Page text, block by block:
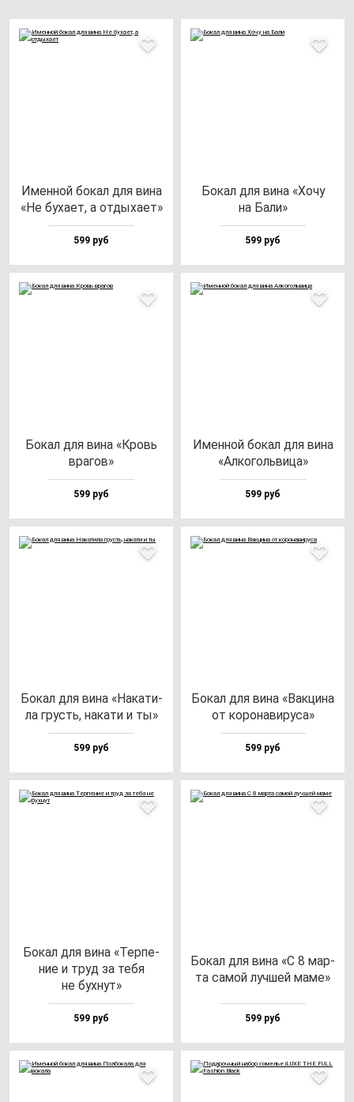
Имен­ной бо­кал для ви­на
«Не бу­ха­ет, а от­ды­ха­ет»
599 руб
Бокал для ви­на «Хочу
на Бали»
599 руб
Бокал для ви­на «Кровь
вра­гов»
599 руб
Имен­ной бо­кал для ви­на
«Алко­голь­ви­ца»
599 руб
Бокал для ви­на «Нака­ти­
ла грусть, на­ка­ти и ты»
599 руб
Бокал для ви­на «Вак­ци­на
от ко­ро­на­ви­ру­са»
599 руб
Бокал для ви­на «Тер­пе­
ние и труд за те­бя
не бух­нут»
599 руб
Бокал для ви­на «С 8 мар­
та са­мой луч­шей ма­ме»
599 руб